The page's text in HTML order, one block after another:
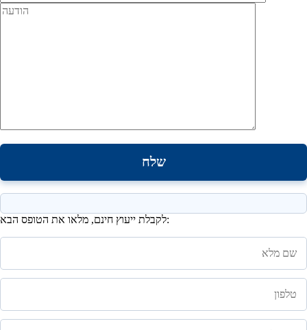
לקבלת ייעוץ חינם, מלאו את הטופס הבא: